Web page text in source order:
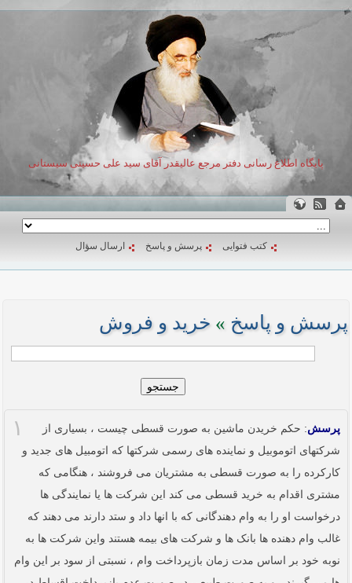
پایگاه اطلاع رسانی دفتر مرجع عالیقدر آقای سید علی حسینی سیستانی
کتب فتوایی پرسش و پاسخ ارسال سؤال
پرسش و پاسخ » خرید و فروش
جستجو
۱ پرسش: حکم خریدن ماشین به صورت قسطی چیست ، بسیاری از
شرکتهای اتوموبیل و نماینده های رسمی شرکتها که اتومبیل های جدید و
کارکرده را به صورت قسطی به مشتریان می فروشند ، هنگامی که
مشتری اقدام به خرید قسطی می کند این شرکت ها یا نمایندگی ها
درخواست او را به وام دهندگانی که با انها داد و ستد دارند می دهند که
غالب وام دهنده ها بانک ها و شرکت های بیمه هستند واین شرکت ها به
نوبه خود بر اساس مدت زمان بازپرداخت وام ، نسبتی از سود بر این وام